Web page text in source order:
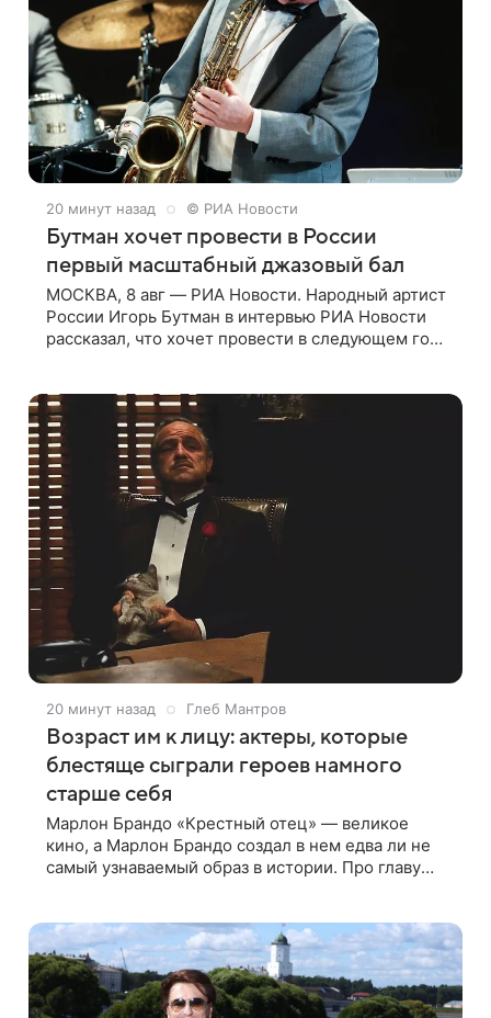
20 минут назад © РИА Новости
Бутман хочет провести в России
первый масштабный джазовый бал
МОСКВА, 8 авг — РИА Новости. Народный артист
России Игорь Бутман в интервью РИА Новости
рассказал, что хочет провести в следующем году
20 минут назад Глеб Мантров
Возраст им к лицу: актеры, которые
блестяще сыграли героев намного
старше себя
Марлон Брандо «Крестный отец» — великое
кино, а Марлон Брандо создал в нем едва ли не
самый узнаваемый образ в истории. Про главу